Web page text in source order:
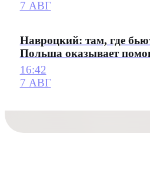
7 АВГ
Навроцкий: там, где
Польша оказывает
16:42
7 АВГ